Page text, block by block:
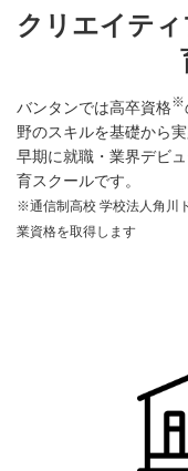
クリエイテ
バンタンでは高卒資格※
野のスキルを基礎から実
早期に就職・業界デビ
育スクールです。
※通信制高校 学校法人角川
業資格を取得します